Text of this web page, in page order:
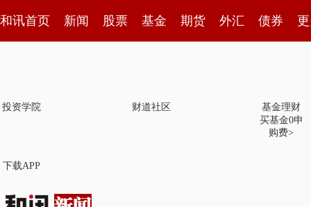
和讯首页 新闻 股票 基金 期货 外汇 债券
投资学院 财道社区
基金理财
买基金0申
购费>
下载APP